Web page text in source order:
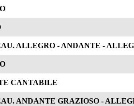
ALLEGRO - ANDANTE -
CANTABILE
ANDANTE GRAZIOSO -